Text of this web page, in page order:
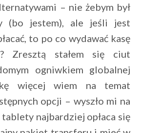
– nie żebym był
(bo jestem), ale jeśli jest
to po co wydawać kasę
Zresztą stałem się ciut
ogniwkiem globalnej
więcej wiem na temat
opcji – wyszło mi na
tablety najbardziej opłaca się